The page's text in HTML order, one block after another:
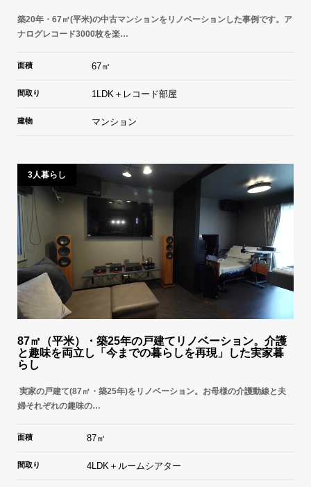
築20年・67㎡(平米)の中古マンションをリノベーションした事例です。ア
ナログレコード3000枚を楽…
面積 67㎡
間取り 1LDK＋レコード部屋
建物 マンション
3人暮らし
87㎡（平米）・築25年の戸建てリノベーション。介護
と趣味を両立し「今までの暮らしを再現」した実家暮
らし
実家の戸建て(87㎡・築25年)をリノベーション。お母様の介護動線と夫
婦それぞれの趣味の…
面積 87㎡
間取り 4LDK＋ルームシアター